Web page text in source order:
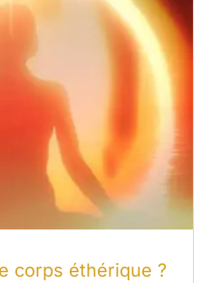
corps éthérique ?